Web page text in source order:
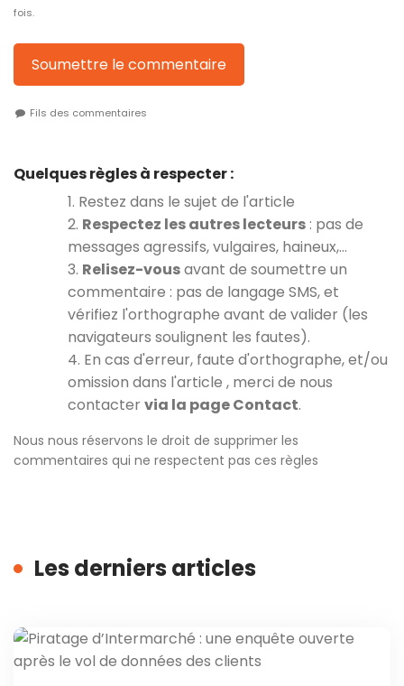
fois.
Soumettre le commentaire
Fils des commentaires
Quelques règles à respecter :
1. Restez dans le sujet de l'article
2. Respectez les autres lecteurs : pas de
messages agressifs, vulgaires, haineux,…
3. Relisez-vousavant de soumettre un
commentaire : pas de langage SMS, et
vérifiez l'orthographe avant de valider (les
navigateurs soulignent les fautes).
4. En cas d'erreur, faute d'orthographe, et/ou
omission dans l'article , merci de nous
contacter via la page Contact.
Nous nous réservons le droit de supprimer les
commentaires qui ne respectent pas ces règles
Les derniers articles